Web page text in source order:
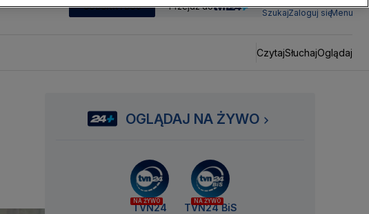
SUBSKRYBUJ Przejdź do
SzukajZaloguj sięMenu
CzytajSłuchajOglądaj
OGLĄDAJ NA ŻYWO
NA ŻYWO
TVN24
NA ŻYWO
TVN24 BiS